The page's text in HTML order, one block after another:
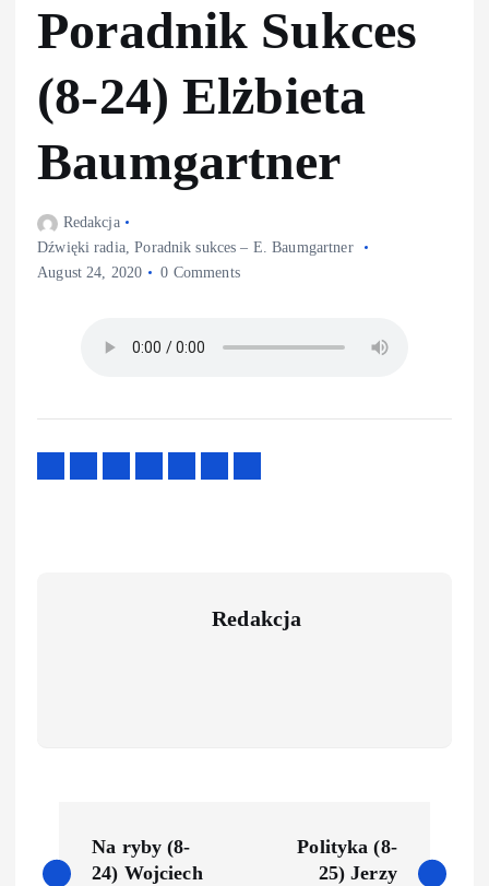
Poradnik Sukces
(8-24) Elżbieta
Baumgartner
Redakcja
Dźwięki radia,Poradnik sukces – E. Baumgartner
August 24, 2020
0 Comments
Redakcja
Na ryby (8-
24) Wojciech
Polityka (8-
25) Jerzy